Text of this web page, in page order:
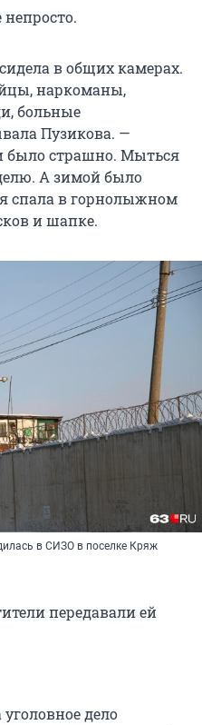
в общих камерах.
наркоманы,
больные
Пузикова. —
было страшно. Мыться
А зимой было
спала в горнолыжном
и шапке.
в СИЗО в поселке Кряж
передавали ей
уголовное дело